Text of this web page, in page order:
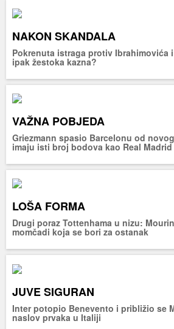
NAKON SKANDALA
Pokrenuta istraga protiv Ibrahimovića
ipak žestoka kazna?
VAŽNA POBJEDA
Griezmann spasio Barcelonu od
imaju isti broj bodova kao Real Madrid
LOŠA FORMA
Drugi poraz Tottenhama u nizu:
momčadi koja se bori za ostanak
JUVE SIGURAN
Inter potopio Benevento i približio se
naslov prvaka u Italiji